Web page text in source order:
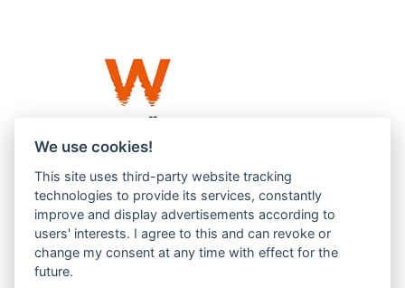
Westküste UG (haftungsbeschränkt)
Menzlingen 14 B
51503 Rösrath
We use cookies!
This site uses third-party website tracking
technologies to provide its services, constantly
improve and display advertisements according to
users' interests. I agree to this and can revoke or
change my consent at any time with effect for the
future.